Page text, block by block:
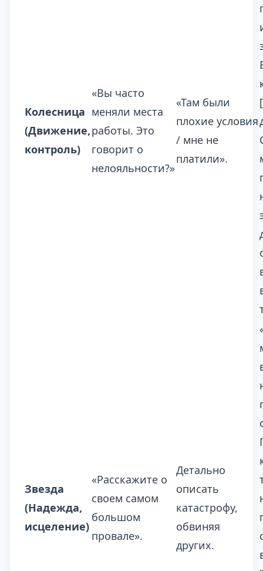
Колесница
(Движение,
контроль)
«Вы часто
меняли места
работы. Это
говорит о
нелояльности?»
«Там были
плохие условия
/ мне не
платили».
Звезда
(Надежда,
исцеление)
«Расскажите о
своем самом
большом
провале».
Детально
описать
катастрофу,
обвиняя
других.